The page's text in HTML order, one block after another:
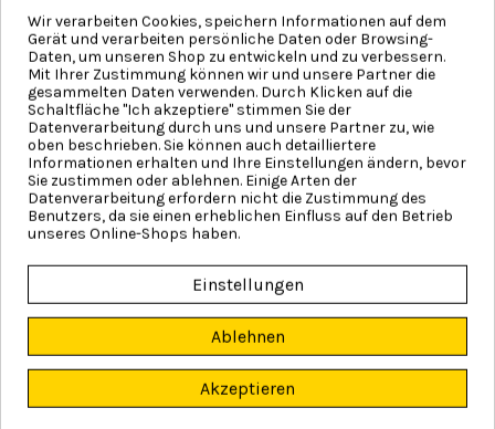
Holzlacke
Wir verarbeiten Cookies, speichern Informationen auf dem
Gerät und verarbeiten persönliche Daten oder Browsing-
Daten, um unseren Shop zu entwickeln und zu verbessern.
Mit Ihrer Zustimmung können wir und unsere Partner die
gesammelten Daten verwenden. Durch Klicken auf die
Schaltfläche "Ich akzeptiere" stimmen Sie der
Datenverarbeitung durch uns und unsere Partner zu, wie
oben beschrieben. Sie können auch detailliertere
Informationen erhalten und Ihre Einstellungen ändern, bevor
Sie zustimmen oder ablehnen. Einige Arten der
Datenverarbeitung erfordern nicht die Zustimmung des
Benutzers, da sie einen erheblichen Einfluss auf den Betrieb
unseres Online-Shops haben.
Einstellungen
Ablehnen
Akzeptieren